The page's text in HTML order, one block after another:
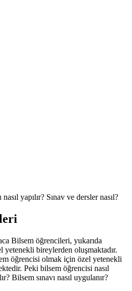
yapılır? Sınav ve dersler nasıl?
Bilsem öğrencileri, yukarıda
yetenekli bireylerden oluşmaktadır.
öğrencisi olmak için özel yetenekli
Peki bilsem öğrencisi nasıl
Bilsem sınavı nasıl uygulanır?